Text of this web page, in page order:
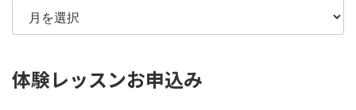
体験レッスンお申込み